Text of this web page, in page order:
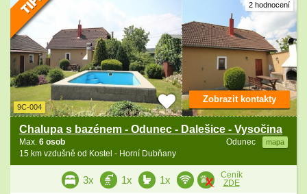
2 hodnocení
9C-004
Chalupa s bazénem - Odunec - Dalešice - Vysočina
Odunec mapa
Max. 6 osob
15 km vzdušně od Kostel - Horní Dubňany
Zobrazit kontakty
3x 1x 1x
Ceník
ZDE